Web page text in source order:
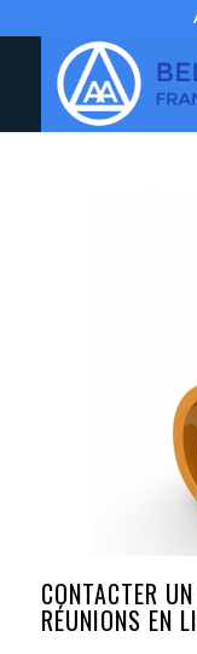
CONTACTER
RÉUNIONS EN